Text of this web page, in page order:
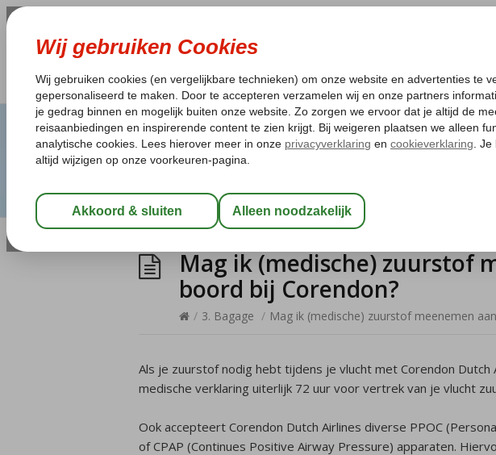
Mag ik (medische) zuurstof
boord bij Corendon?
/ 3. Bagage / Mag ik (medische) zuurstof meenemen
Als je zuurstof nodig hebt tijdens je vlucht met Corendon Dutch
medische verklaring uiterlijk 72 uur voor vertrek van je vlucht
Ook accepteert Corendon Dutch Airlines diverse PPOC
of CPAP (Continues Positive Airway Pressure) apparaten.